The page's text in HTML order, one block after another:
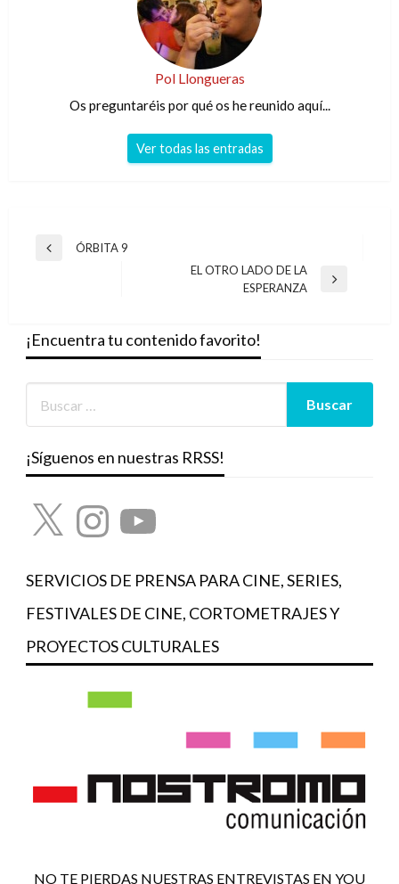
Pol Llongueras
Os preguntaréis por qué os he reunido aquí...
Ver todas las entradas
Navegación
Entrada
ÓRBITA 9
EL OTRO LADO DE LA
ESPERANZA
¡Encuentra tu contenido favorito!
¡Síguenos en nuestras RRSS!
X InstagramYouTube
SERVICIOS DE PRENSA PARA CINE, SERIES,
FESTIVALES DE CINE, CORTOMETRAJES Y
PROYECTOS CULTURALES
NO TE PIERDAS NUESTRAS ENTREVISTAS EN YOU